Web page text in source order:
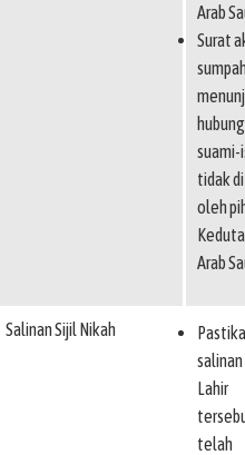
Arab
Surat
tidak
oleh
Arab
Salinan Sijil Nikah
Lahir
telah